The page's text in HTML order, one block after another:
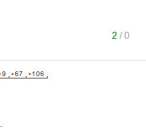
2 /0